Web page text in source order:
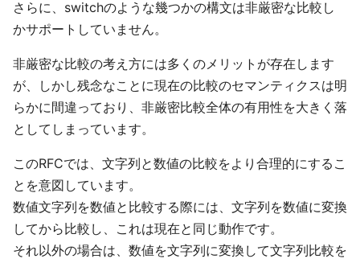
さらに、switchのような幾つかの構文は非厳密な比較し
かサポートしていません。
非厳密な比較の考え方には多くのメリットが存在します
が、しかし残念なことに現在の比較のセマンティクスは明
らかに間違っており、非厳密比較全体の有用性を大きく落
としてしまっています。
このRFCでは、文字列と数値の比較をより合理的にするこ
とを意図しています。
数値文字列を数値と比較する際には、文字列を数値に変換
してから比較し、これは現在と同じ動作です。
それ以外の場合は、数値を文字列に変換して文字列比較を